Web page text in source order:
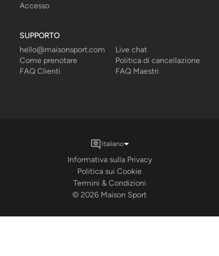
Accesso
SUPPORTO
hello@maisonsport.com
Live chat
Come prenotare
Politica di cancellazione
FAQ Clienti
FAQ Maestri
© 2026 Maison Sport
Termini & Condizioni
Politica sui Cookie
Informativa sulla Privacy
Italiano